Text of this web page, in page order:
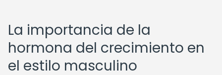
La importancia de la
hormona del crecimiento en
el estilo masculino